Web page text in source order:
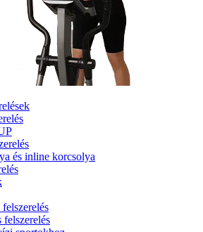
és inline korcsolya
felszerelés